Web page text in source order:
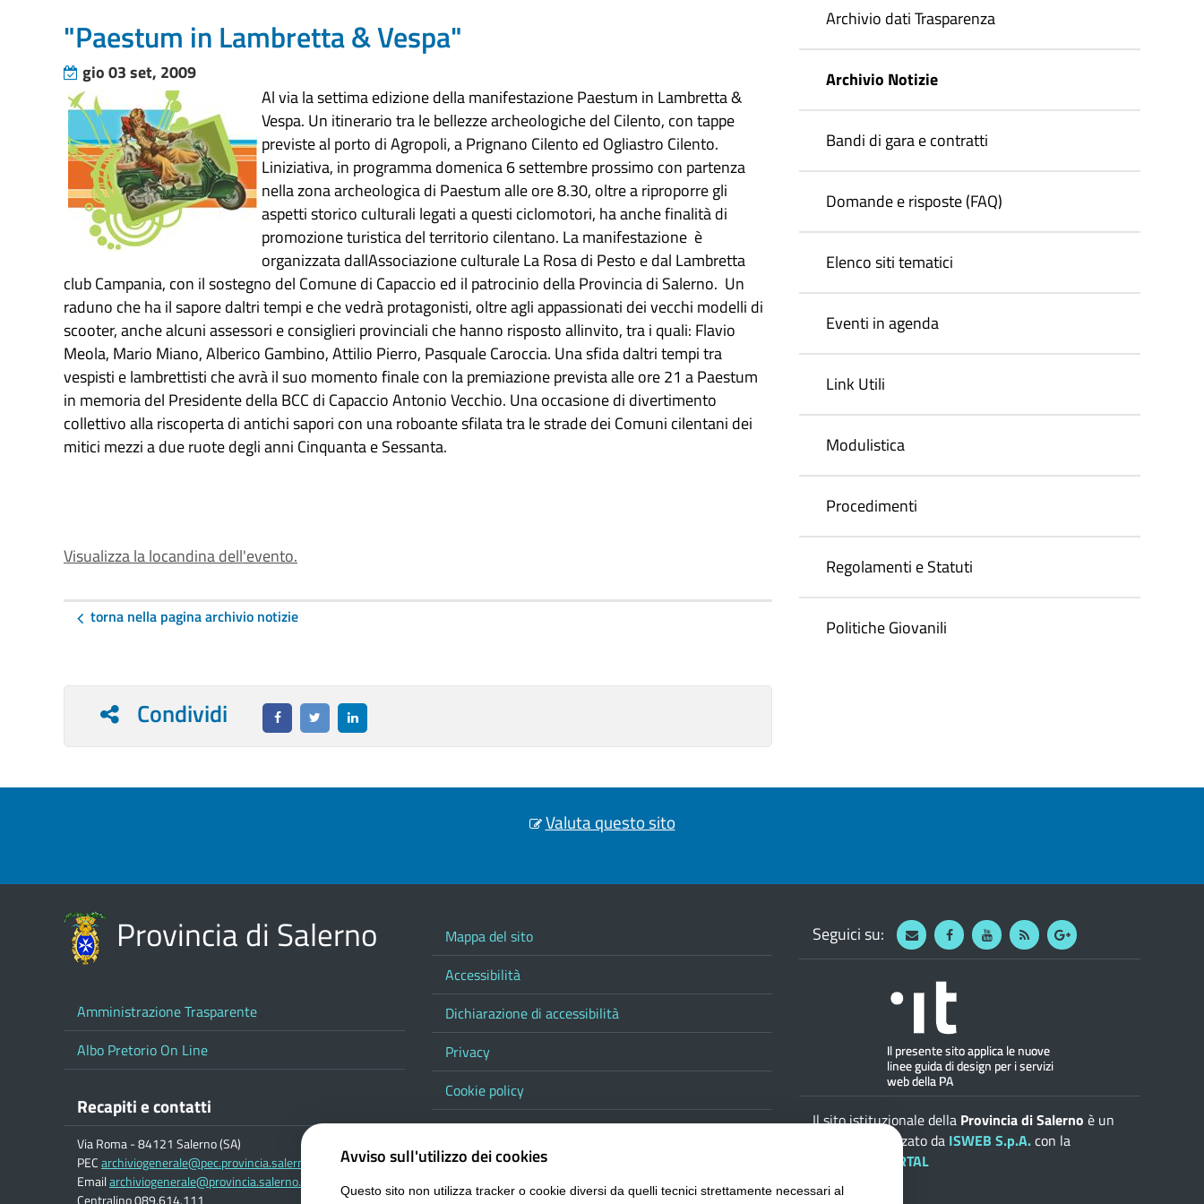
"Paestum in Lambretta & Vespa"
gio 03 set, 2009
Al via la settima edizione della manifestazione Paestum in Lambretta &
Vespa. Un itinerario tra le bellezze archeologiche del Cilento, con tappe
previste al porto di Agropoli, a Prignano Cilento ed Ogliastro Cilento.
Liniziativa, in programma domenica 6 settembre prossimo con partenza
nella zona archeologica di Paestum alle ore 8.30, oltre a riproporre gli
aspetti storico culturali legati a questi ciclomotori, ha anche finalità di
promozione turistica del territorio cilentano. La manifestazione è
organizzata dallAssociazione culturale La Rosa di Pesto e dal Lambretta
club Campania, con il sostegno del Comune di Capaccio ed il patrocinio della Provincia di Salerno. Un
raduno che ha il sapore daltri tempi e che vedrà protagonisti, oltre agli appassionati dei vecchi modelli di
scooter, anche alcuni assessori e consiglieri provinciali che hanno risposto allinvito, tra i quali: Flavio
Meola, Mario Miano, Alberico Gambino, Attilio Pierro, Pasquale Caroccia. Una sfida daltri tempi tra
vespisti e lambrettisti che avrà il suo momento finale con la premiazione prevista alle ore 21 a Paestum
in memoria del Presidente della BCC di Capaccio Antonio Vecchio. Una occasione di divertimento
collettivo alla riscoperta di antichi sapori con una roboante sfilata tra le strade dei Comuni cilentani dei
mitici mezzi a due ruote degli anni Cinquanta e Sessanta.
Visualizza la locandina dell'evento.
torna nella pagina archivio notizie
Condividi
Archivio dati Trasparenza
Archivio Notizie
Bandi di gara e contratti
Domande e risposte (FAQ)
Elenco siti tematici
Eventi in agenda
Link Utili
Modulistica
Procedimenti
Regolamenti e Statuti
Politiche Giovanili
Valuta questo sito
Provincia di Salerno
Amministrazione Trasparente
Albo Pretorio On Line
Recapiti e contatti
Via Roma - 84121 Salerno (SA)
PECarchiviogenerale@pec.provincia.salerno.it
Emailarchiviogenerale@provincia.salerno.it
Mappa del sito
Accessibilità
Dichiarazione di accessibilità
Privacy
Cookie policy
Note legali
Contatta la Provincia
Seguici su: WebmailFacebookYoutube
RSS Google
Il sito istituzionale della Provincia di Salerno è un
progetto realizzato da ISWEB S.p.A.con la
ePORTAL
Avviso sull'utilizzo dei cookies
Questo sito non utilizza tracker o cookie diversi da quelli tecnici strettamente necessari al